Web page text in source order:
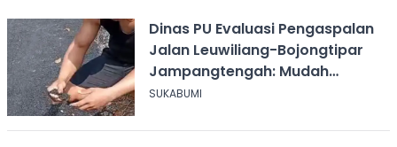
Dinas PU Evaluasi Pengaspalan
Jalan Leuwiliang-Bojongtipar
Jampangtengah: Mudah
Mengelupas
SUKABUMI